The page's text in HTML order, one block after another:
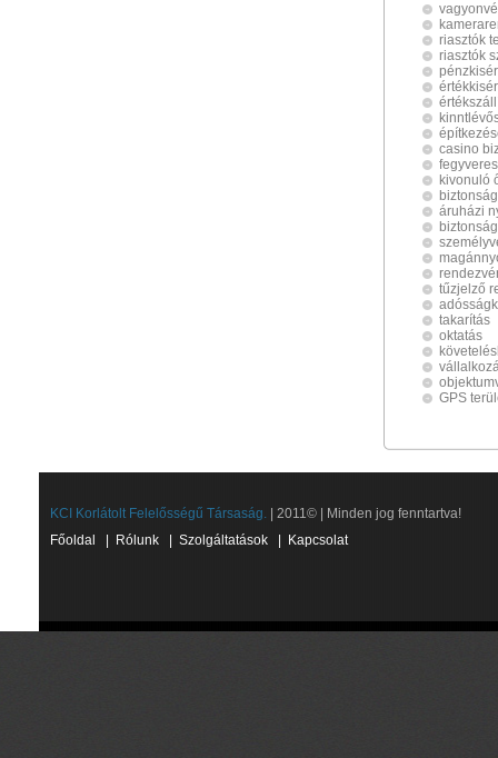
riasztók
riasztók
casino
kivonuló
áruházi
tűzjelző
takarítás
oktatás
GPS
KCI Korlátolt Felelősségű Társaság. | 2011© | Minden jog fenntartva!
Főoldal
Rólunk Szolgáltatások Kapcsolat